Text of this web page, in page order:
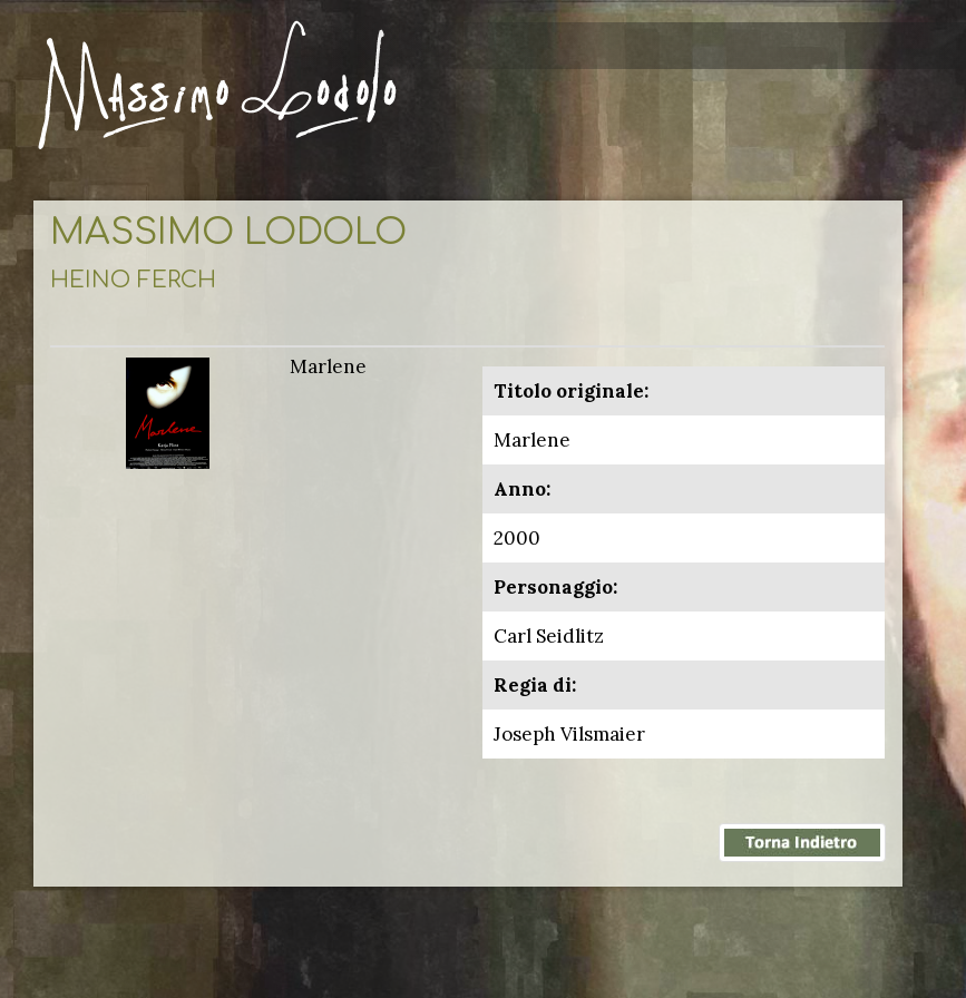
MASSIMO LODOLO
HEINO FERCH
Marlene
Titolo originale:
Marlene
Anno:
2000
Personaggio:
Carl Seidlitz
Regia di:
Joseph Vilsmaier